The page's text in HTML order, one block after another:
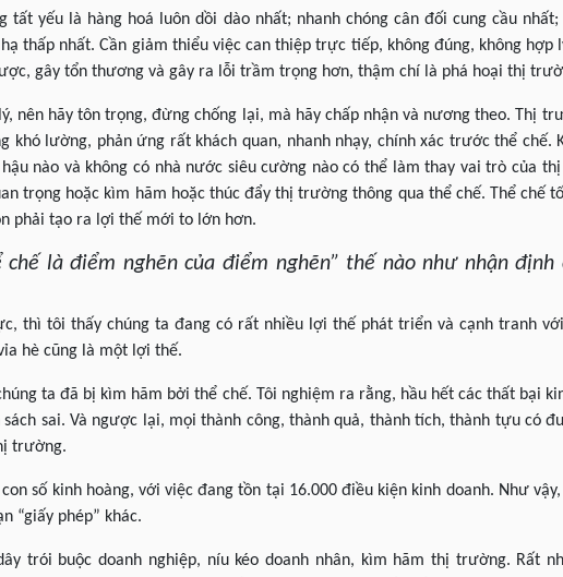
tất yếu là hàng hoá luôn dồi dào nhất; nhanh chóng cân đối cung cầu
thấp nhất. Cần giảm thiểu việc can thiệp trực tiếp, không đúng, không
gây tổn thương và gây ra lỗi trầm trọng hơn, thậm chí là phá hoại thị
nên hãy tôn trọng, đừng chống lại, mà hãy chấp nhận và nương theo. Thị
khó lường, phản ứng rất khách quan, nhanh nhạy, chính xác trước thể chế.
nào và không có nhà nước siêu cường nào có thể làm thay vai trò của
trọng hoặc kìm hãm hoặc thúc đẩy thị trường thông qua thể chế. Thể chế
phải tạo ra lợi thế mới to lớn hơn.
là điểm nghẽn của điểm nghẽn” thế nào như nhận định
thì tôi thấy chúng ta đang có rất nhiều lợi thế phát triển và cạnh tranh
hè cũng là một lợi thế.
ta đã bị kìm hãm bởi thể chế. Tôi nghiệm ra rằng, hầu hết các thất bại
sai. Và ngược lại, mọi thành công, thành quả, thành tích, thành tựu có
trường.
số kinh hoàng, với việc đang tồn tại 16.000 điều kiện kinh doanh. Như
“giấy phép” khác.
trói buộc doanh nghiệp, níu kéo doanh nhân, kìm hãm thị trường. Rất